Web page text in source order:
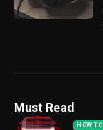
Must Read
HOW TO